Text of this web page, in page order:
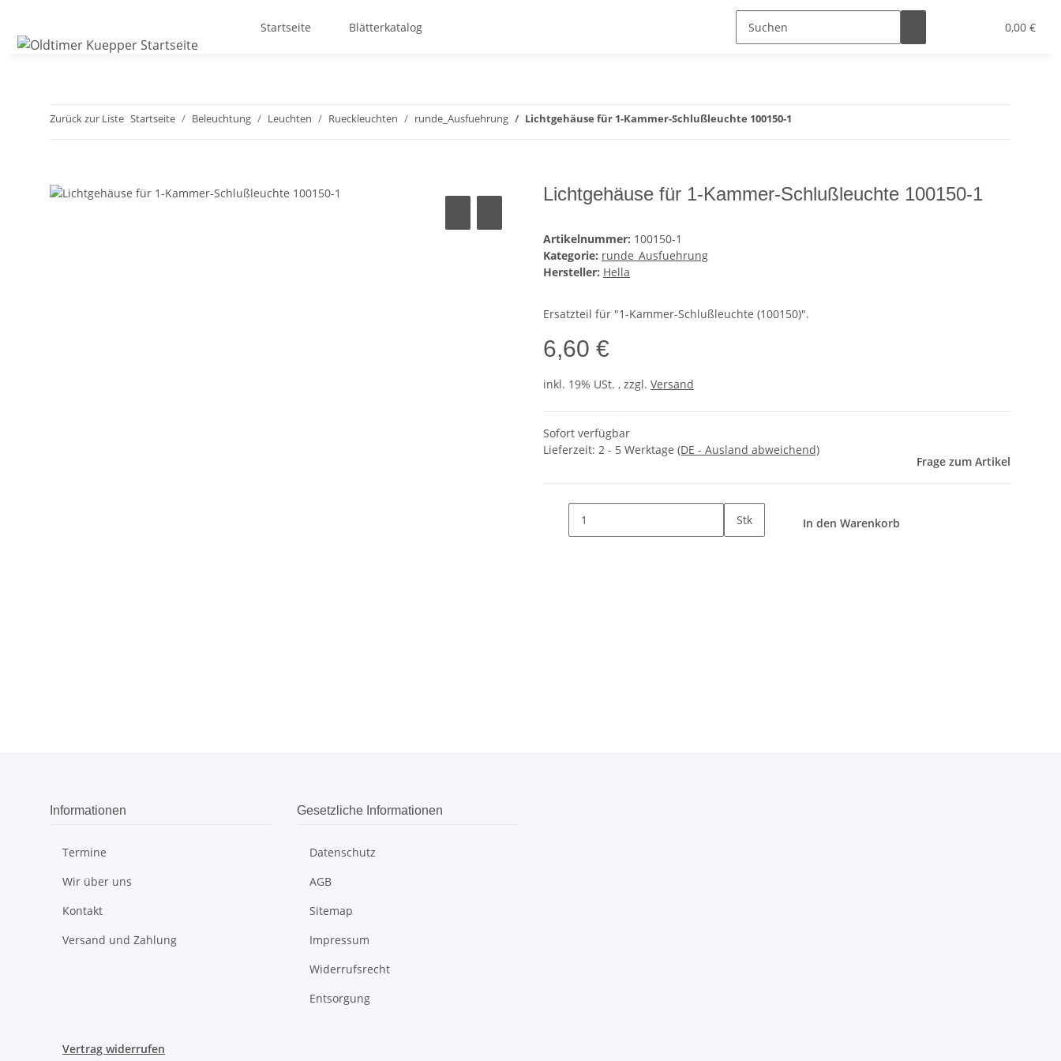
0,00 €
Startseite Blätterkatalog
Zurück zur Liste Startseite Beleuchtung Leuchten Rueckleuchten runde_Ausfuehrung Lichtgehäuse für 1-Kammer-Schlußleuchte 100150-1
Lichtgehäuse für 1-Kammer-Schlußleuchte 100150-1
Artikelnummer: 100150-1
Kategorie: runde_Ausfuehrung
Hersteller: Hella
Ersatzteil für "1-Kammer-Schlußleuchte (100150)".
6,60 €
inkl. 19% USt. , zzgl. Versand
Sofort verfügbar
Lieferzeit: 2 - 5 Werktage (DE - Ausland abweichend)
Frage zum Artikel
Stk In den Warenkorb
Informationen
Termine
Wir über uns
Kontakt
Versand und Zahlung
Gesetzliche Informationen
Datenschutz
AGB
Sitemap
Impressum
Widerrufsrecht
Entsorgung
Vertrag widerrufen